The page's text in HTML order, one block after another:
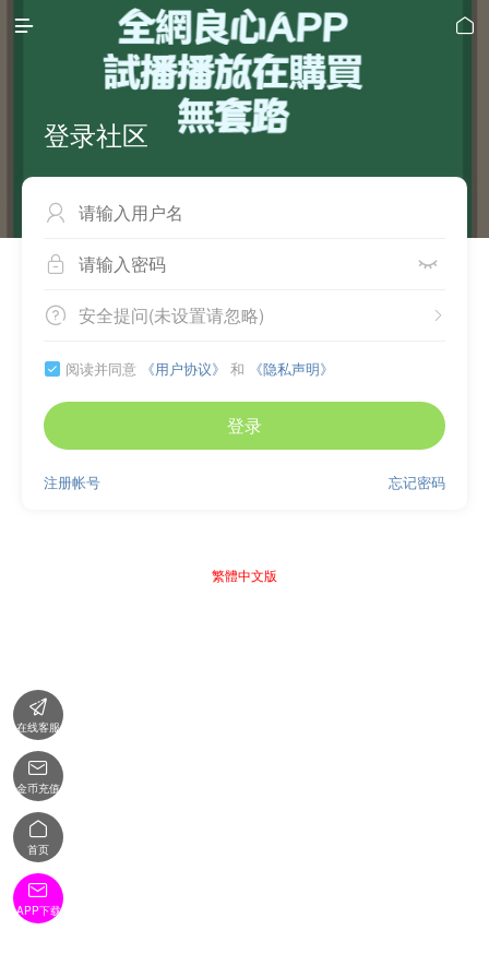
 
登录社区

 
 
安全提问(未设置请忽略)
 阅读并同意 《用户协议》 和 《隐私声明》
登录
忘记密码
注册帐号
繁體中文版

在线客服

金币充值

首页

APP下载